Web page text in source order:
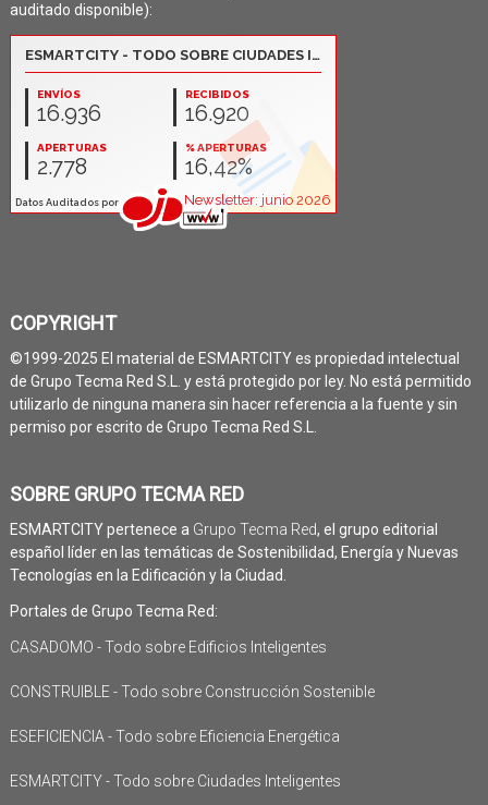
auditado disponible):
COPYRIGHT
©1999-2025 El material de ESMARTCITY es propiedad intelectual
de Grupo Tecma Red S.L. y está protegido por ley. No está permitido
utilizarlo de ninguna manera sin hacer referencia a la fuente y sin
permiso por escrito de Grupo Tecma Red S.L.
SOBRE GRUPO TECMA RED
ESMARTCITY pertenece a Grupo Tecma Red, el grupo editorial
español líder en las temáticas de Sostenibilidad, Energía y Nuevas
Tecnologías en la Edificación y la Ciudad.
Portales de Grupo Tecma Red:
CASADOMO - Todo sobre Edificios Inteligentes
CONSTRUIBLE - Todo sobre Construcción Sostenible
ESEFICIENCIA - Todo sobre Eficiencia Energética
ESMARTCITY - Todo sobre Ciudades Inteligentes